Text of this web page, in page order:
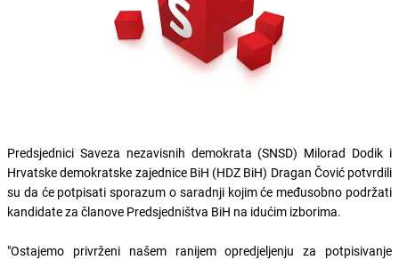
Predsjednici Saveza nezavisnih demokrata (SNSD) Milorad Dodik i
Hrvatske demokratske zajednice BiH (HDZ BiH) Dragan Čović potvrdili
su da će potpisati sporazum o saradnji kojim će međusobno podržati
kandidate za članove Predsjedništva BiH na idućim izborima.
"Ostajemo privrženi našem ranijem opredjeljenju za potpisivanje